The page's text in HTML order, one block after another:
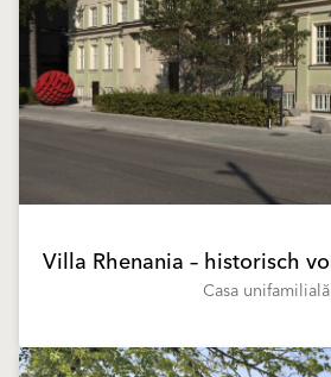
Casa unifamilială